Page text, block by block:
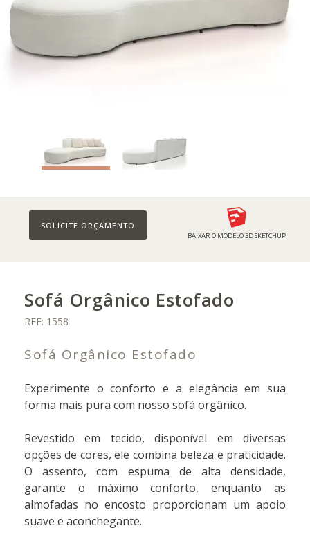
SOLICITE ORÇAMENTO
BAIXAR O MODELO 3D SKETCHUP
Sofá Orgânico Estofado
REF: 1558
Sofá Orgânico Estofado
Experimente o conforto e a elegância em sua
forma mais pura com nosso sofá orgânico.
Revestido em tecido, disponível em diversas
opções de cores, ele combina beleza e praticidade.
O assento, com espuma de alta densidade,
garante o máximo conforto, enquanto as
almofadas no encosto proporcionam um apoio
suave e aconchegante.